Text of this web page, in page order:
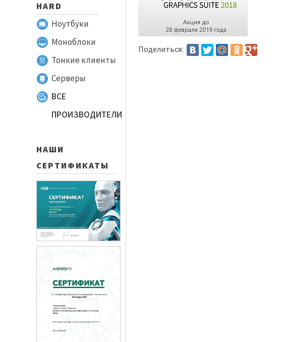
HARD
Ноутбуки
Моноблоки
Тонкие клиенты
Серверы
ВСЕ
ПРОИЗВОДИТЕЛИ
НАШИ
СЕРТИФИКАТЫ
Поделиться: